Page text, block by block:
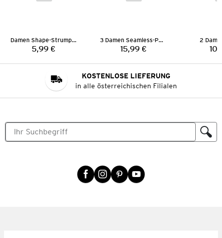
Damen Shape-Strumpfhose
Preis:
5,99 €
3 Damen Seamless-Pantys
Preis:
15,99 €
2
KOSTENLOSE LIEFERUNG
in alle österreichischen Filialen